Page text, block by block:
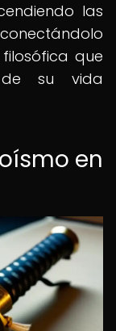
las
que
su vida
en